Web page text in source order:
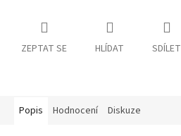
ZEPTAT SE HLÍDAT SDÍLET
Popis Hodnocení Diskuze